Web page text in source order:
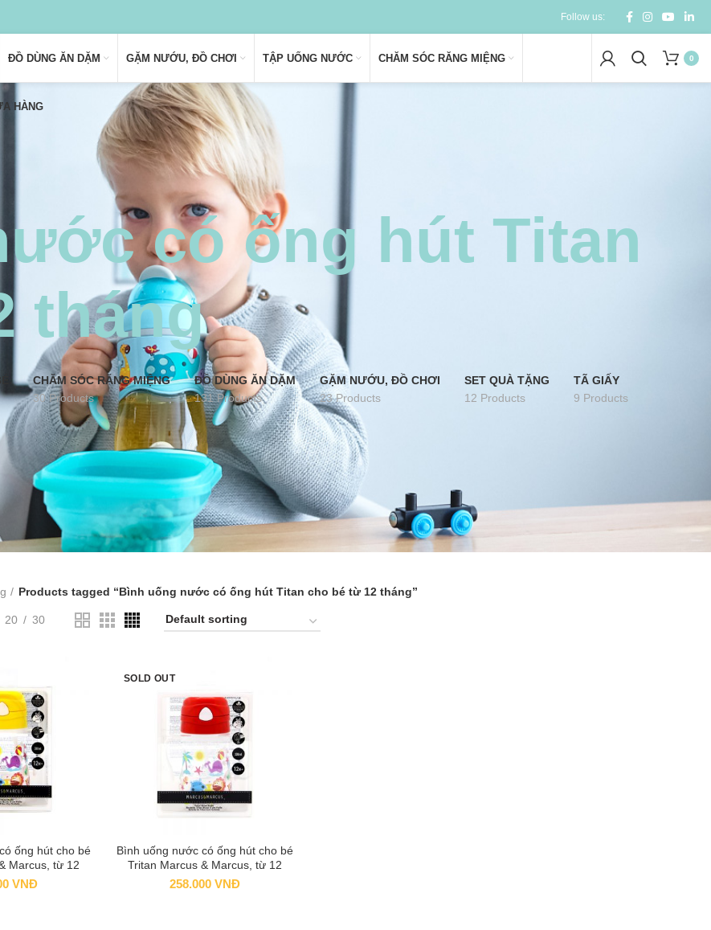
Follow us:
ĐỒ DÙNG ĂN DẶM GẶM NƯỚU, ĐỒ CHƠI TẬP UỐNG NƯỚC CHĂM SÓC RĂNG MIỆNG
HÀNG
0
có ống hút Titan
tháng
CHĂM SÓC RĂNG MIỆNG
30 Products
ĐỒ DÙNG ĂN DẶM
131 Products
GẶM NƯỚU, ĐỒ CHƠI
23 Products
SET QUÀ TẶNG
12 Products
TÃ GIẤY
9 Products
Products tagged “Bình uống nước có ống hút Titan cho bé từ 12 tháng”
20 30
CART
ống hút cho bé
Marcus, từ 12
– Lola
VNĐ
SOLD OUT
READ MORE
Bình uống nước có ống hút cho bé
Tritan Marcus & Marcus, từ 12
tháng – Marcus
258.000 VNĐ